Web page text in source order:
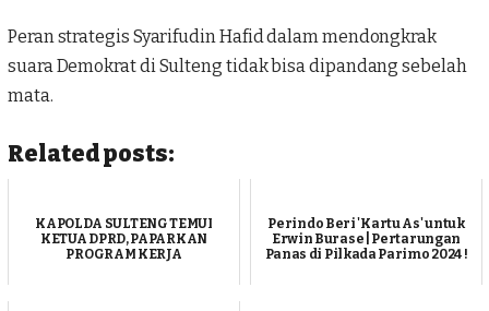
Peran strategis Syarifudin Hafid dalam mendongkrak
suara Demokrat di Sulteng tidak bisa dipandang sebelah
mata.
Related posts:
KAPOLDA SULTENG TEMUI
KETUA DPRD, PAPARKAN
PROGRAM KERJA
Perindo Beri 'Kartu As' untuk
Erwin Burase | Pertarungan
Panas di Pilkada Parimo 2024 !